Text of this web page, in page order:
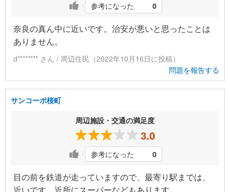
参考になった 0
奈良の真ん中に近いです。治安が悪いと思ったことは
ありません。
d******** さん / 周辺住民（2022年10月16日に投稿）
問題を報告する
サンコーポ桜町
周辺施設・交通の満足度
3.0
参考になった 0
目の前を鉄道が走っていますので、最寄り駅までは、